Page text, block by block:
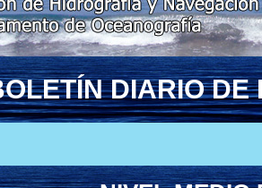
DIARIO DE